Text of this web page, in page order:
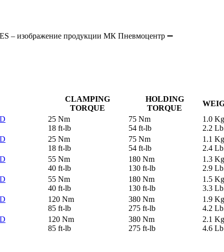
CLAMPING
TORQUE
HOLDING
TORQUE
25 Nm
18 ft-lb
75 Nm
54 ft-lb
1.0 Kg
2.2
25 Nm
18 ft-lb
75 Nm
54 ft-lb
1.1 Kg
2.4
55 Nm
40 ft-lb
180 Nm
130 ft-lb
1.3 Kg
2.9
55 Nm
40 ft-lb
180 Nm
130 ft-lb
1.5 Kg
3.3
120 Nm
85 ft-lb
380 Nm
275 ft-lb
1.9 Kg
4.2
120 Nm
85 ft-lb
380 Nm
275 ft-lb
2.1 Kg
4.6 Lb